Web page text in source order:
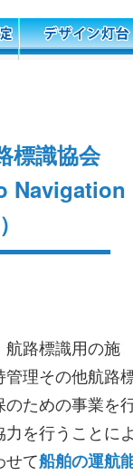
標識協会
Navigation
路標識用の施
理その他航路
ための事業を
力を行うことに
せて船舶の運航